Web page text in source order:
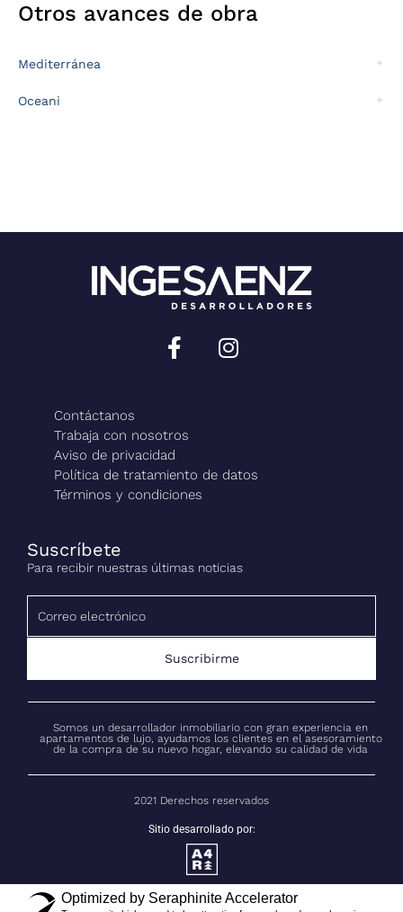
Otros avances de obra
Mediterránea
Oceani
Contáctanos
Trabaja con nosotros
Aviso de privacidad
Política de tratamiento de datos
Términos y condiciones
Suscríbete
Para recibir nuestras últimas noticias
Suscribirme
Somos un desarrollador inmobiliario con gran experiencia en
apartamentos de lujo, ayudamos los clientes en el asesoramiento
de la compra de su nuevo hogar, elevando su calidad de vida
2021 Derechos reservados
Sitio desarrollado por:
Optimized by Seraphinite Accelerator